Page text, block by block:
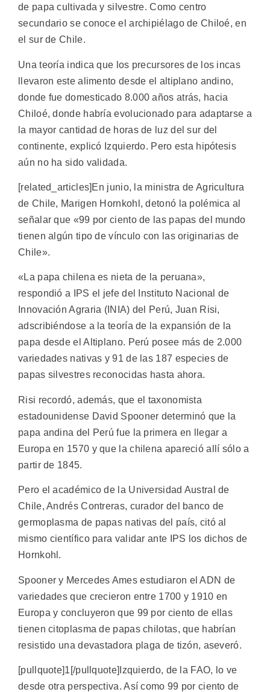
de papa cultivada y silvestre. Como centro
secundario se conoce el archipiélago de Chiloé, en
el sur de Chile.
Una teoría indica que los precursores de los incas
llevaron este alimento desde el altiplano andino,
donde fue domesticado 8.000 años atrás, hacia
Chiloé, donde habría evolucionado para adaptarse a
la mayor cantidad de horas de luz del sur del
continente, explicó Izquierdo. Pero esta hipótesis
aún no ha sido validada.
[related_articles]En junio, la ministra de Agricultura
de Chile, Marigen Hornkohl, detonó la polémica al
señalar que «99 por ciento de las papas del mundo
tienen algún tipo de vínculo con las originarias de
Chile».
«La papa chilena es nieta de la peruana»,
respondió a IPS el jefe del Instituto Nacional de
Innovación Agraria (INIA) del Perú, Juan Risi,
adscribiéndose a la teoría de la expansión de la
papa desde el Altiplano. Perú posee más de 2.000
variedades nativas y 91 de las 187 especies de
papas silvestres reconocidas hasta ahora.
Risi recordó, además, que el taxonomista
estadounidense David Spooner determinó que la
papa andina del Perú fue la primera en llegar a
Europa en 1570 y que la chilena apareció allí sólo a
partir de 1845.
Pero el académico de la Universidad Austral de
Chile, Andrés Contreras, curador del banco de
germoplasma de papas nativas del país, citó al
mismo científico para validar ante IPS los dichos de
Hornkohl.
Spooner y Mercedes Ames estudiaron el ADN de
variedades que crecieron entre 1700 y 1910 en
Europa y concluyeron que 99 por ciento de ellas
tienen citoplasma de papas chilotas, que habrían
resistido una devastadora plaga de tizón, aseveró.
[pullquote]1[/pullquote]Izquierdo, de la FAO, lo ve
desde otra perspectiva. Así como 99 por ciento de